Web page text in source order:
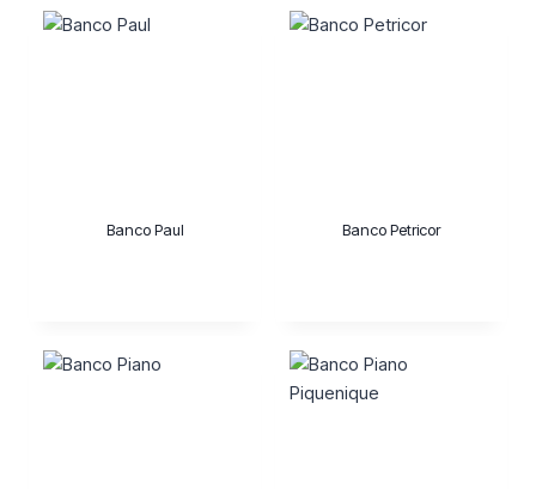
Banco Paul Banco Petricor